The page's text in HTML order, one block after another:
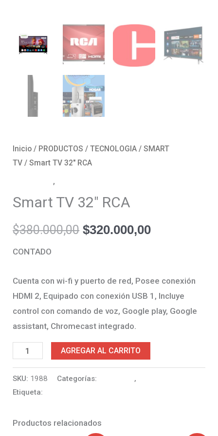
Inicio / PRODUCTOS /TECNOLOGIA /SMART
TV / Smart TV 32″ RCA
,
Smart TV 32″ RCA
$380.000,00 $320.000,00
CONTADO
Cuenta con wi-fi y puerto de red, Posee conexión
HDMI 2, Equipado con conexión USB 1, Incluye
control con comando de voz, Google play, Google
assistant, Chromecast integrado.
AGREGAR AL CARRITO
SKU: 1988 Categorías: ,
Etiqueta:
Productos relacionados